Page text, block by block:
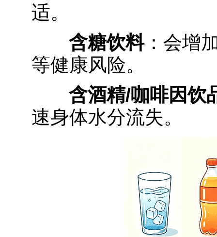
适。
含糖饮料：会增
等健康风险。
含酒精/咖啡因饮
速身体水分流失。